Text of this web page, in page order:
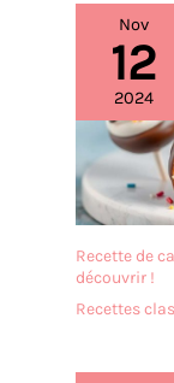
Nov
12
2024
Recette de
découvrir !
Recettes